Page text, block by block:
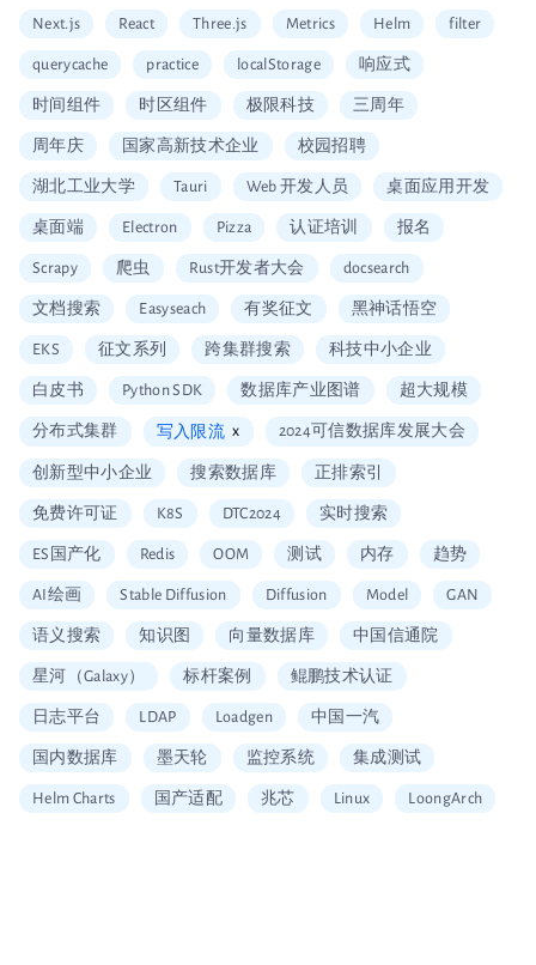
Next.js React Three.js Metrics Helm filter
querycache practice localStorage 响应式
时间组件 时区组件 极限科技 三周年
周年庆 国家高新技术企业 校园招聘
湖北工业大学 Tauri Web 开发人员 桌面应用开发
桌面端 Electron Pizza 认证培训 报名
Scrapy 爬虫 Rust开发者大会 docsearch
文档搜索 Easyseach 有奖征文 黑神话悟空
EKS 征文系列 跨集群搜索 科技中小企业
白皮书 Python SDK 数据库产业图谱 超大规模
分布式集群 写入限流 x 2024可信数据库发展大会
创新型中小企业 搜索数据库 正排索引
免费许可证 K8S DTC2024 实时搜索
ES国产化 Redis OOM 测试 内存 趋势
AI绘画 Stable Diffusion Diffusion Model GAN
语义搜索 知识图 向量数据库 中国信通院
星河（Galaxy） 标杆案例 鲲鹏技术认证
日志平台 LDAP Loadgen 中国一汽
国内数据库 墨天轮 监控系统 集成测试
Helm Charts 国产适配 兆芯 Linux LoongArch